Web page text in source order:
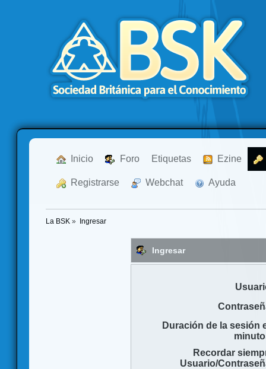
Inicio Foro Etiquetas Ezine
Registrarse Webchat Ayuda
La BSK » Ingresar
Ingresar
Duración de la sesión
Recordar
Usuario/